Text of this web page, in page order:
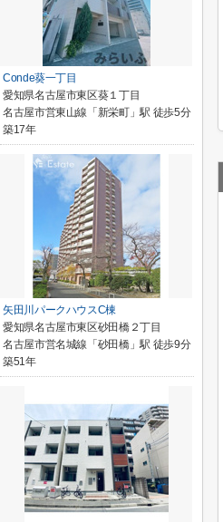
Conde葵一丁目
愛知県名古屋市東区葵１丁目
名古屋市営東山線「新栄町」駅 徒歩5分
築17年
矢田川パークハウスC棟
愛知県名古屋市東区砂田橋２丁目
名古屋市営名城線「砂田橋」駅 徒歩9分
築51年